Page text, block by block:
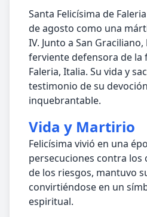
Santa Felicísima de
de agosto como una
IV. Junto a San
ferviente defensora de la
Faleria, Italia. Su vida y
testimonio de su
inquebrantable.
Vida y Martirio
Felicísima vivió en una
persecuciones contra los
de los riesgos, mantuvo
convirtiéndose en un
espiritual.